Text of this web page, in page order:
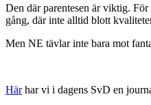
Den där parentesen är viktig.
gång, där inte alltid blott
Men NE tävlar inte bara mot
Härhar vi i dagens SvD en